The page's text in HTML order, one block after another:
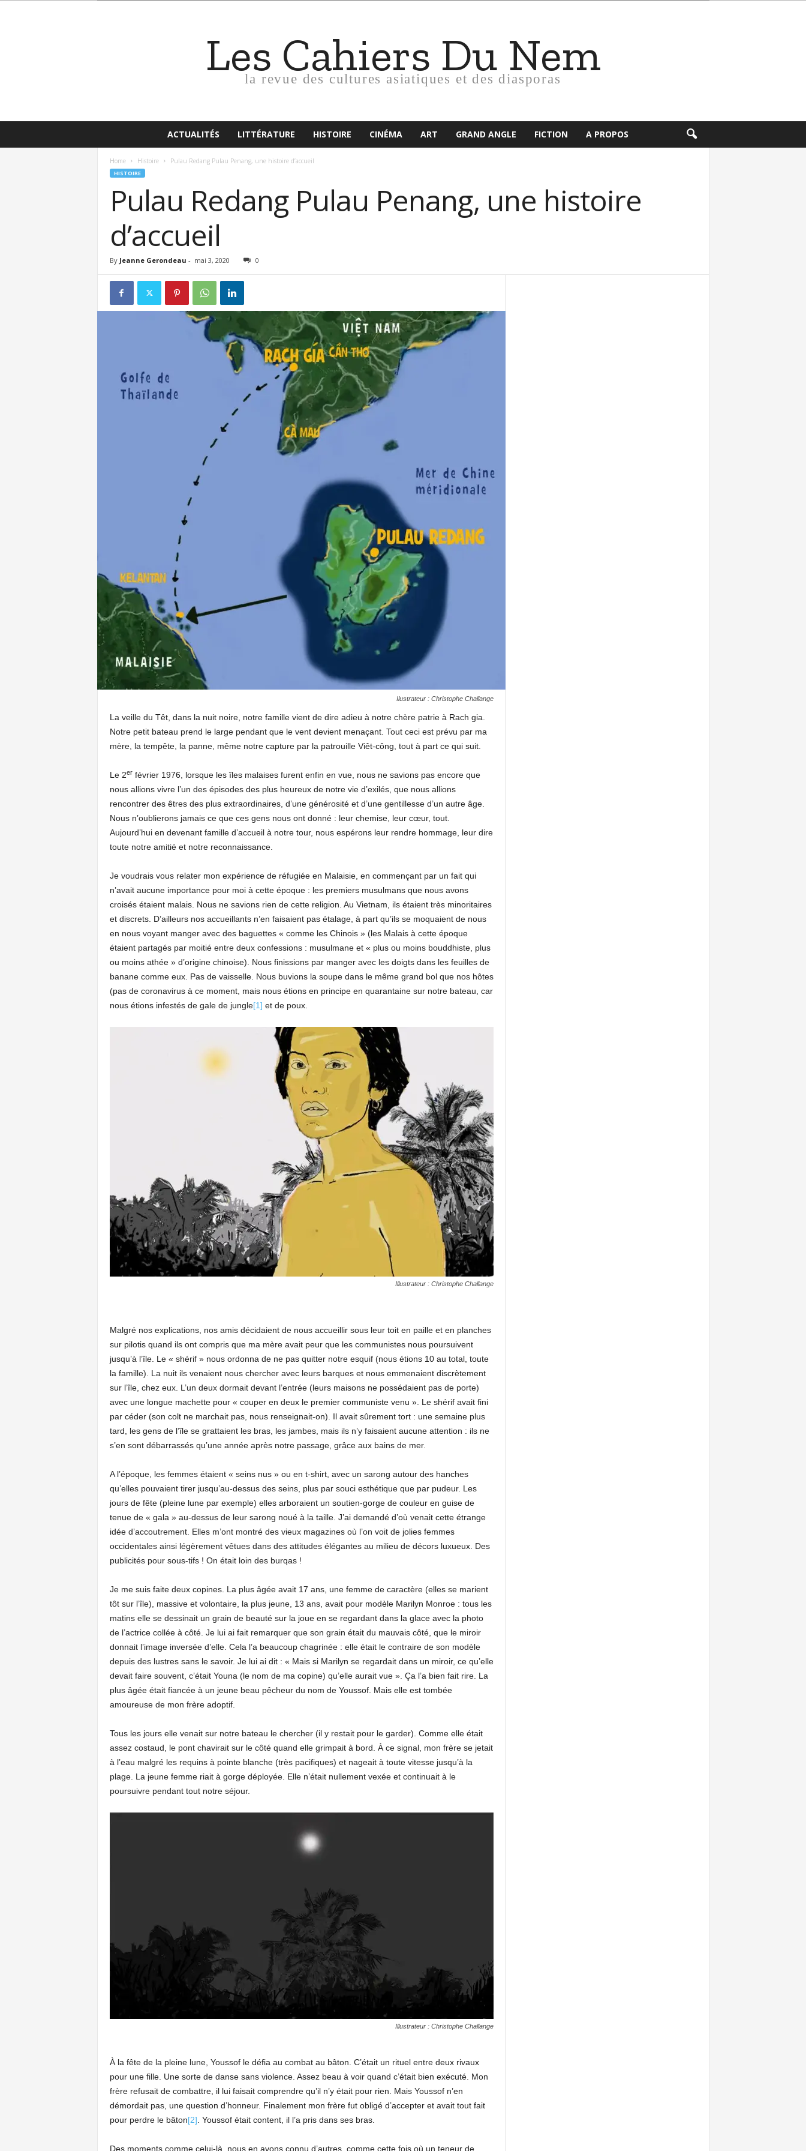
Les Cahiers Du Nem
la revue des cultures asiatiques et des diasporas
ACTUALITÉS LITTÉRATURE HISTOIRE CINÉMA ART GRAND ANGLE FICTION A PROPOS
Home Histoire Pulau Redang Pulau Penang, une histoire d’accueil
HISTOIRE
Pulau Redang Pulau Penang, une histoire
d’accueil
By Jeanne Gerondeau - mai 3, 2020 0
Ilustrateur : Christophe Challange
La veille du Têt, dans la nuit noire, notre famille vient de dire adieu à notre chère patrie à Rach gia.
Notre petit bateau prend le large pendant que le vent devient menaçant. Tout ceci est prévu par ma
mère, la tempête, la panne, même notre capture par la patrouille Viêt-công, tout à part ce qui suit.
Le 2erfévrier 1976, lorsque les îles malaises furent enfin en vue, nous ne savions pas encore que
nous allions vivre l’un des épisodes des plus heureux de notre vie d’exilés, que nous allions
rencontrer des êtres des plus extraordinaires, d’une générosité et d’une gentillesse d’un autre âge.
Nous n’oublierons jamais ce que ces gens nous ont donné : leur chemise, leur cœur, tout.
Aujourd’hui en devenant famille d’accueil à notre tour, nous espérons leur rendre hommage, leur dire
toute notre amitié et notre reconnaissance.
Je voudrais vous relater mon expérience de réfugiée en Malaisie, en commençant par un fait qui
n’avait aucune importance pour moi à cette époque : les premiers musulmans que nous avons
croisés étaient malais. Nous ne savions rien de cette religion. Au Vietnam, ils étaient très minoritaires
et discrets. D’ailleurs nos accueillants n’en faisaient pas étalage, à part qu’ils se moquaient de nous
en nous voyant manger avec des baguettes « comme les Chinois » (les Malais à cette époque
étaient partagés par moitié entre deux confessions : musulmane et « plus ou moins bouddhiste, plus
ou moins athée » d’origine chinoise). Nous finissions par manger avec les doigts dans les feuilles de
banane comme eux. Pas de vaisselle. Nous buvions la soupe dans le même grand bol que nos hôtes
(pas de coronavirus à ce moment, mais nous étions en principe en quarantaine sur notre bateau, car
nous étions infestés de gale de jungle[1] et de poux.
Illustrateur : Christophe Challange
Malgré nos explications, nos amis décidaient de nous accueillir sous leur toit en paille et en planches
sur pilotis quand ils ont compris que ma mère avait peur que les communistes nous poursuivent
jusqu’à l’île. Le « shérif » nous ordonna de ne pas quitter notre esquif (nous étions 10 au total, toute
la famille). La nuit ils venaient nous chercher avec leurs barques et nous emmenaient discrètement
sur l’île, chez eux. L’un deux dormait devant l’entrée (leurs maisons ne possédaient pas de porte)
avec une longue machette pour « couper en deux le premier communiste venu ». Le shérif avait fini
par céder (son colt ne marchait pas, nous renseignait-on). Il avait sûrement tort : une semaine plus
tard, les gens de l’île se grattaient les bras, les jambes, mais ils n’y faisaient aucune attention : ils ne
s’en sont débarrassés qu’une année après notre passage, grâce aux bains de mer.
A l’époque, les femmes étaient « seins nus » ou en t-shirt, avec un sarong autour des hanches
qu’elles pouvaient tirer jusqu’au-dessus des seins, plus par souci esthétique que par pudeur. Les
jours de fête (pleine lune par exemple) elles arboraient un soutien-gorge de couleur en guise de
tenue de « gala » au-dessus de leur sarong noué à la taille. J’ai demandé d’où venait cette étrange
idée d’accoutrement. Elles m’ont montré des vieux magazines où l’on voit de jolies femmes
occidentales ainsi légèrement vêtues dans des attitudes élégantes au milieu de décors luxueux. Des
publicités pour sous-tifs ! On était loin des burqas !
Je me suis faite deux copines. La plus âgée avait 17 ans, une femme de caractère (elles se marient
tôt sur l’île), massive et volontaire, la plus jeune, 13 ans, avait pour modèle Marilyn Monroe : tous les
matins elle se dessinait un grain de beauté sur la joue en se regardant dans la glace avec la photo
de l’actrice collée à côté. Je lui ai fait remarquer que son grain était du mauvais côté, que le miroir
donnait l’image inversée d’elle. Cela l’a beaucoup chagrinée : elle était le contraire de son modèle
depuis des lustres sans le savoir. Je lui ai dit : « Mais si Marilyn se regardait dans un miroir, ce qu’elle
devait faire souvent, c’était Youna (le nom de ma copine) qu’elle aurait vue ». Ça l’a bien fait rire. La
plus âgée était fiancée à un jeune beau pêcheur du nom de Youssof. Mais elle est tombée
amoureuse de mon frère adoptif.
Tous les jours elle venait sur notre bateau le chercher (il y restait pour le garder). Comme elle était
assez costaud, le pont chavirait sur le côté quand elle grimpait à bord. À ce signal, mon frère se jetait
à l’eau malgré les requins à pointe blanche (très pacifiques) et nageait à toute vitesse jusqu’à la
plage. La jeune femme riait à gorge déployée. Elle n’était nullement vexée et continuait à le
poursuivre pendant tout notre séjour.
Illustrateur : Christophe Challange
À la fête de la pleine lune, Youssof le défia au combat au bâton. C’était un rituel entre deux rivaux
pour une fille. Une sorte de danse sans violence. Assez beau à voir quand c’était bien exécuté. Mon
frère refusait de combattre, il lui faisait comprendre qu’il n’y était pour rien. Mais Youssof n’en
démordait pas, une question d’honneur. Finalement mon frère fut obligé d’accepter et avait tout fait
pour perdre le bâton[2] . Youssof était content, il l’a pris dans ses bras.
Des moments comme celui-là, nous en avons connu d’autres, comme cette fois où un teneur de